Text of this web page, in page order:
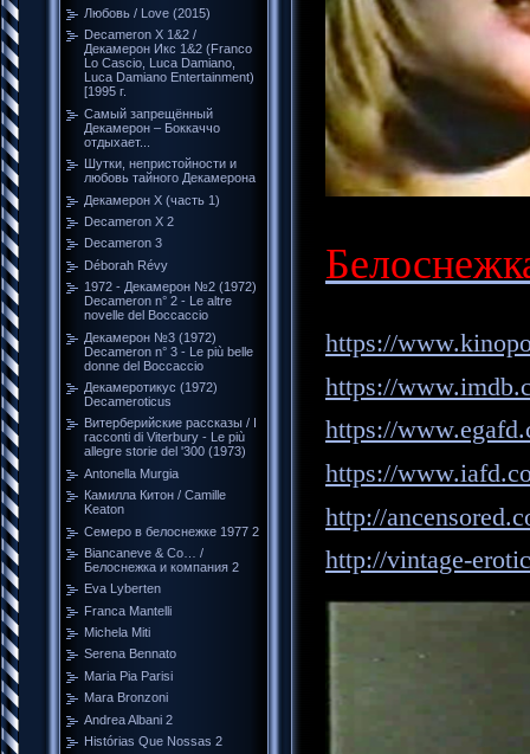
Любовь / Love (2015)
Decameron X 1&2 /
Декамерон Икс 1&2 (Franco
Lo Cascio, Luca Damiano,
Luca Damiano Entertainment)
[1995 г.
Самый запрещённый
Декамерон – Боккаччо
отдыхает...
Шутки, непристойности и
любовь тайного Декамерона
Декамерон Х (часть 1)
Decameron X 2
Decameron 3
Déborah Révy
1972 - Декамерон №2 (1972)
Decameron n° 2 - Le altre
novelle del Boccaccio
Декамерон №3 (1972)
Decameron n° 3 - Le più belle
donne del Boccaccio
Декамеротикус (1972)
Decameroticus
Витерберийские рассказы / I
racconti di Viterbury - Le più
allegre storie del '300 (1973)
Antonella Murgia
Камилла Китон / Camille
Keaton
Семеро в белоснежке 1977 2
Biancaneve & Co… /
Белоснежка и компания 2
Eva Lyberten
Franca Mantelli
Michela Miti
Serena Bennato
Maria Pia Parisi
Mara Bronzoni
Andrea Albani 2
Histórias Que Nossas 2
https://
https://
https://
https://
http://
http://vintage-